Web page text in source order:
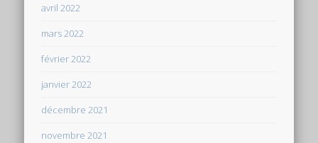
avril 2022
mars 2022
février 2022
janvier 2022
décembre 2021
novembre 2021